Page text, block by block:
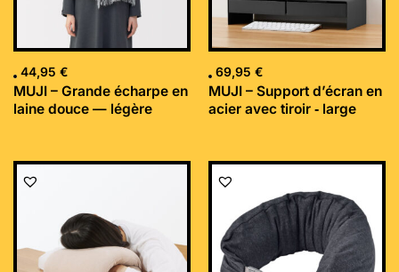
44,95 €
MUJI – Grande écharpe en
laine douce — légère
69,95 €
MUJI – Support d’écran en
acier avec tiroir ‐ large